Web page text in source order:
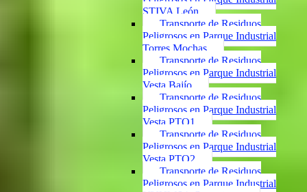
STIVA León
Transporte de Residuos
Peligrosos en Parque Industrial
Torres Mochas
Transporte de Residuos
Peligrosos en Parque Industrial
Vesta Bajío
Transporte de Residuos
Peligrosos en Parque Industrial
Vesta PTO1
Transporte de Residuos
Peligrosos en Parque Industrial
Vesta PTO2
Transporte de Residuos
Peligrosos en Parque Industrial